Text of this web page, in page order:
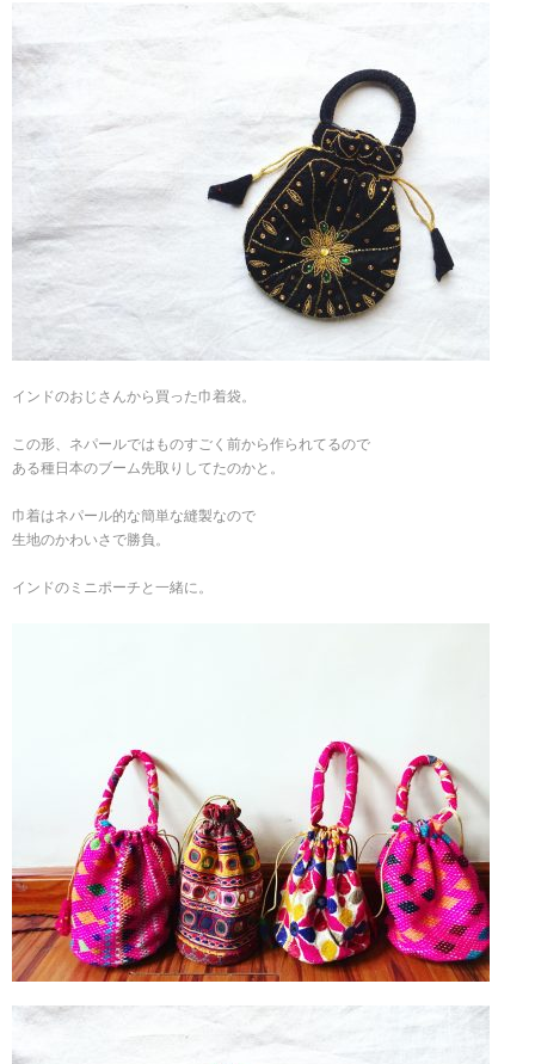
インドのおじさんから買った巾着袋。
この形、ネパールではものすごく前から作られてるので
ある種日本のブーム先取りしてたのかと。
巾着はネパール的な簡単な縫製なので
生地のかわいさで勝負。
インドのミニポーチと一緒に。